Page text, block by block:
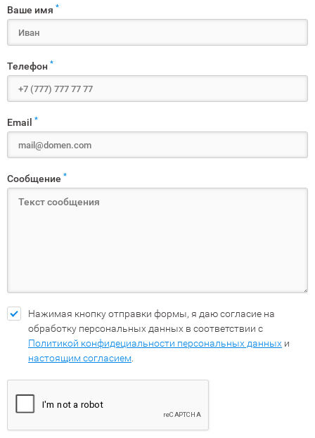
Ваше имя *
Телефон *
Email *
Сообщение *
Нажимая кнопку отправки формы, я даю согласие на
обработку персональных данных в соответствии с
Политикой конфидециальности персональных данных и
настоящим согласием